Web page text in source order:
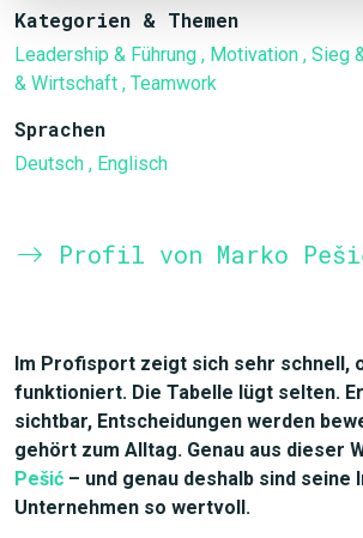
Kategorien & Themen
Leadership & Führung , Motivation , Sieg
& Wirtschaft , Teamwork
Sprachen
Deutsch , Englisch
Profil von Marko
Im Profisport zeigt sich sehr schnell,
funktioniert. Die Tabelle lügt selten.
sichtbar, Entscheidungen werden
gehört zum Alltag. Genau aus dieser
Pešić – und genau deshalb sind seine
Unternehmen so wertvoll.